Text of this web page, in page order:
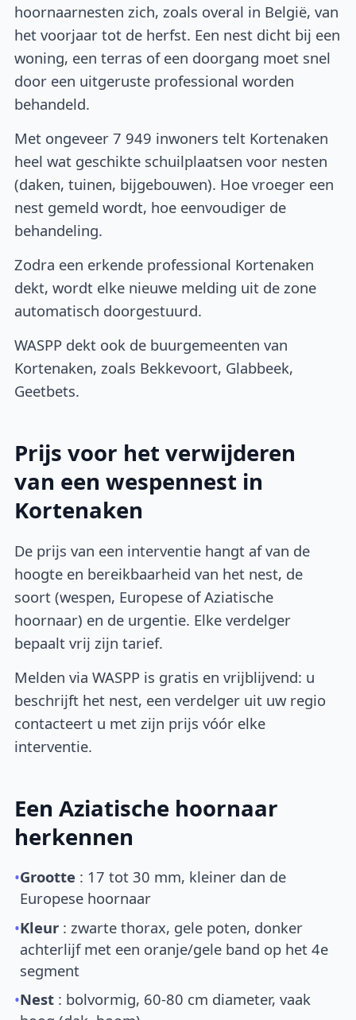
hoornaarnesten zich, zoals overal in België, van
het voorjaar tot de herfst. Een nest dicht bij een
woning, een terras of een doorgang moet snel
door een uitgeruste professional worden
behandeld.
Met ongeveer 7 949 inwoners telt Kortenaken
heel wat geschikte schuilplaatsen voor nesten
(daken, tuinen, bijgebouwen). Hoe vroeger een
nest gemeld wordt, hoe eenvoudiger de
behandeling.
Zodra een erkende professional Kortenaken
dekt, wordt elke nieuwe melding uit de zone
automatisch doorgestuurd.
WASPP dekt ook de buurgemeenten van
Kortenaken, zoals Bekkevoort, Glabbeek,
Geetbets.
Prijs voor het verwijderen
van een wespennest in
Kortenaken
De prijs van een interventie hangt af van de
hoogte en bereikbaarheid van het nest, de
soort (wespen, Europese of Aziatische
hoornaar) en de urgentie. Elke verdelger
bepaalt vrij zijn tarief.
Melden via WASPP is gratis en vrijblijvend: u
beschrijft het nest, een verdelger uit uw regio
contacteert u met zijn prijs vóór elke
interventie.
Een Aziatische hoornaar
herkennen
•Grootte : 17 tot 30 mm, kleiner dan de
Europese hoornaar
•Kleur : zwarte thorax, gele poten, donker
achterlijf met een oranje/gele band op het 4e
segment
•Nest : bolvormig, 60-80 cm diameter, vaak